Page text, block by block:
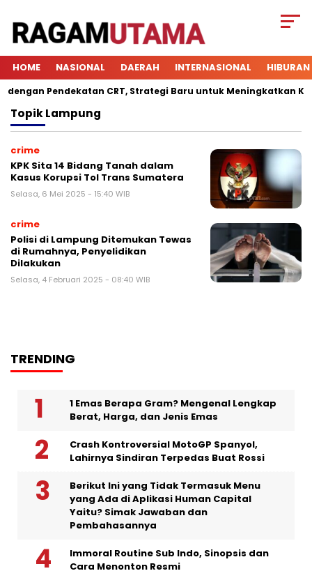
HOME NASIONAL DAERAH INTERNASIONAL HIBURAN
Pendekatan CRT, Strategi Baru untuk Meningkatkan
TopikLampung
crime
KPK Sita 14 Bidang Tanah dalam
Kasus Korupsi Tol Trans Sumatera
Selasa, 6 Mei 2025 - 15:40 WIB
crime
Polisi di Lampung Ditemukan Tewas
di Rumahnya, Penyelidikan
Dilakukan
Selasa, 4 Februari 2025 - 08:40 WIB
TRENDING
1 Emas Berapa Gram? Mengenal Lengkap
Berat, Harga, dan Jenis Emas
Crash Kontroversial MotoGP Spanyol,
Lahirnya Sindiran Terpedas Buat Rossi
Berikut Ini yang Tidak Termasuk Menu
yang Ada di Aplikasi Human Capital
Yaitu? Simak Jawaban dan
Pembahasannya
Immoral Routine Sub Indo, Sinopsis dan
Cara Menonton Resmi